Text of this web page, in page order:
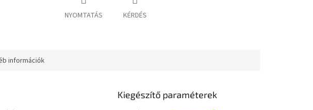
NYOMTATÁS KÉRDÉS
információk
Kiegészítő paraméterek